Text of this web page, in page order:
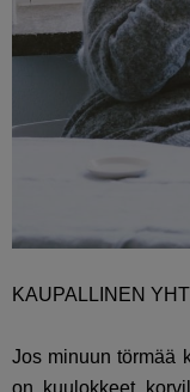
KAUPALLINEN
Jos minuun törmää
on kuulokkeet